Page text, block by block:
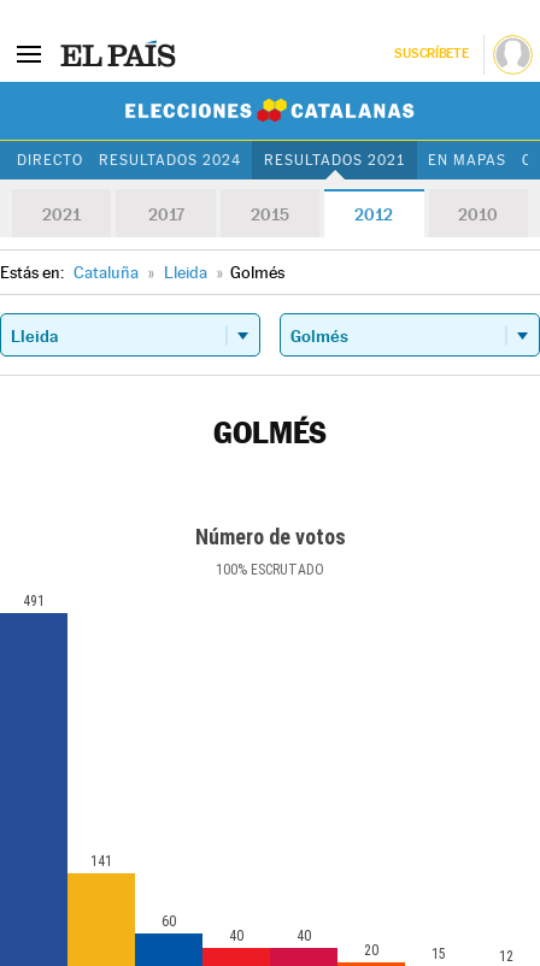
SUSCRÍBETE
DIRECTO RESULTADOS 2024 RESULTADOS 2021 EN MAPAS
2021 2017 2015 2012 2010
Estás en: Cataluña » Lleida » Golmés
GOLMÉS
Número de votos
100% ESCRUTADO
491
141
60
40
40
20
15 12